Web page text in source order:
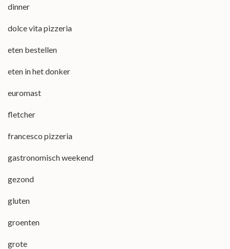
dinner
dolce vita pizzeria
eten bestellen
eten in het donker
euromast
fletcher
francesco pizzeria
gastronomisch weekend
gezond
gluten
groenten
grote